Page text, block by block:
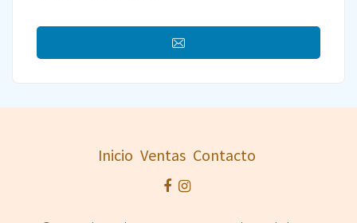
Inicio Ventas Contacto